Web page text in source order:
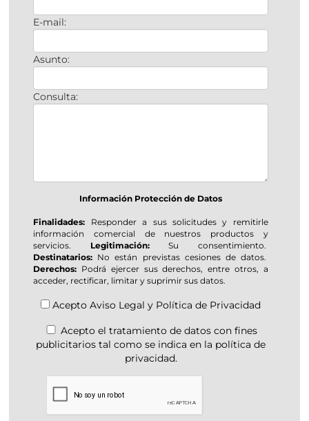
E-mail:
Asunto:
Consulta:
Información Protección de Datos
Finalidades: Responder a sus solicitudes y remitirle
información comercial de nuestros productos y
servicios. Legitimación:Su consentimiento.
Destinatarios: No están previstas cesiones de datos.
Derechos: Podrá ejercer sus derechos, entre otros, a
acceder, rectificar, limitar y suprimir sus datos.
AceptoAviso Legal y Política de Privacidad
Acepto el tratamiento de datos con fines
publicitarios tal como se indica en la política de
privacidad.